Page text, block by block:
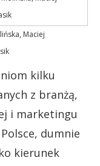
Maciej
kilku
z branżą,
i marketingu
dumnie
kierunek